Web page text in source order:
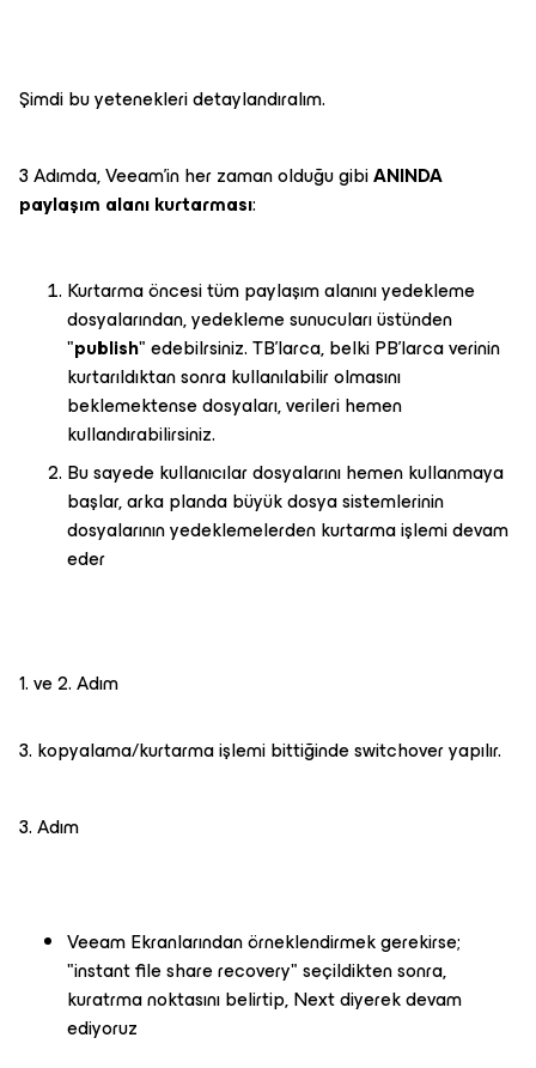
Şimdi bu yetenekleri detaylandıralım.
3 Adımda, Veeam'in her zaman olduğu gibiANINDA
paylaşım alanı kurtarması:
Kurtarma öncesi tüm paylaşım alanını yedekleme
dosyalarından, yedekleme sunucuları üstünden
"publish" edebilrsiniz. TB'larca, belki PB'larca verinin
kurtarıldıktan sonra kullanılabilir olmasını
beklemektense dosyaları, verileri hemen
kullandırabilirsiniz.
Bu sayede kullanıcılar dosyalarını hemen kullanmaya
başlar, arka planda büyük dosya sistemlerinin
dosyalarının yedeklemelerden kurtarma işlemi devam
eder
1. ve 2. Adım
3. kopyalama/kurtarma işlemi bittiğinde switchover yapılır.
3. Adım
Veeam Ekranlarından örneklendirmek gerekirse;
"instant file share recovery" seçildikten sonra,
kuratrma noktasını belirtip, Next diyerek devam
ediyoruz